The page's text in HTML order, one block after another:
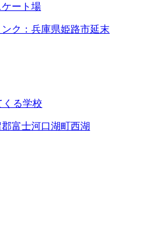
ート場
ク：兵庫県姫路市延末
くる学校
富士河口湖町西湖